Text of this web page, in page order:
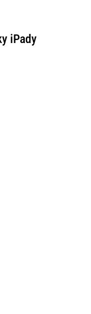
iPady